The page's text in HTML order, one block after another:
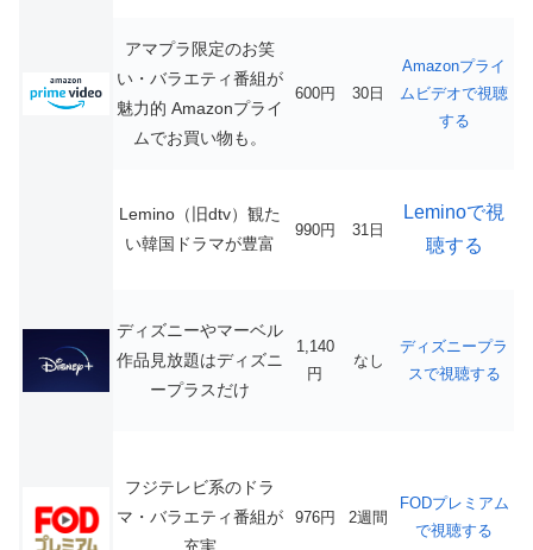
アマプラ限定のお笑
い・バラエティ番組が
魅力的 Amazonプライ
ムでお買い物も。
600円 30日
Amazonプライ
ムビデオで視聴
する
Lemino（旧dtv）観た
い韓国ドラマが豊富
990円 31日
Leminoで視
聴する
ディズニーやマーベル
作品見放題はディズニ
ープラスだけ
1,140
円
なし
ディズニープラ
スで視聴する
フジテレビ系のドラ
マ・バラエティ番組が
976円 2週間
FODプレミアム
で視聴する